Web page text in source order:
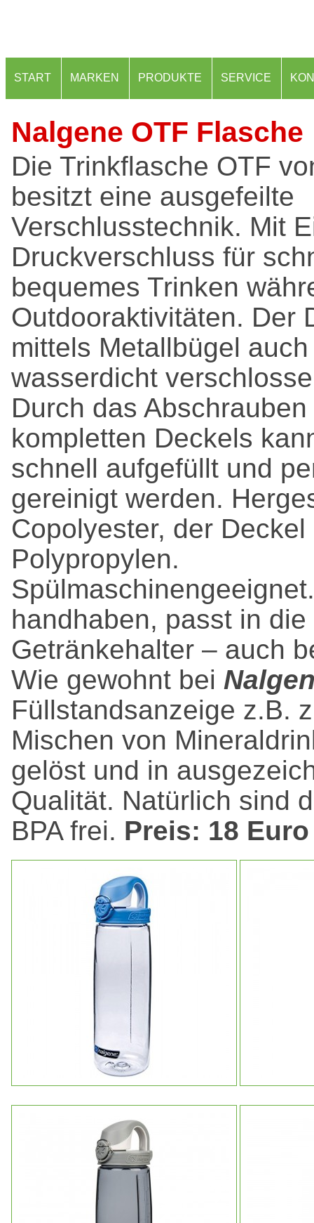
START MARKEN PRODUKTE SERVICE
Nalgene OTF Flasche
Die Trinkflasche OTF
besitzt eine ausgefeilte
Verschlusstechnik. Mit
Druckverschluss für
bequemes Trinken
Outdooraktivitäten. Der
mittels Metallbügel
wasserdicht
Durch das
kompletten Deckels
schnell aufgefüllt und
gereinigt werden.
Copolyester, der
Polypropylen.
handhaben, passt in
Getränkehalter – auch
Wie gewohnt bei
Füllstandsanzeige z.B.
Mischen von
gelöst und in
Qualität. Natürlich sind
BPA frei. Preis: 18 Euro